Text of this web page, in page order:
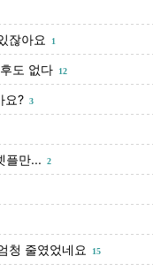
잖아요 1
도 없다 12
요? 3
플만... 2
청 줄였었네요 15